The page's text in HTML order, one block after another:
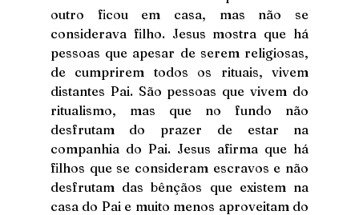
outro ficou em casa, mas não se
considerava filho. Jesus mostra que há
pessoas que apesar de serem religiosas,
de cumprirem todos os rituais, vivem
distantes Pai. São pessoas que vivem do
ritualismo, mas que no fundo não
desfrutam do prazer de estar na
companhia do Pai. Jesus afirma que há
filhos que se consideram escravos e não
desfrutam das bênçãos que existem na
casa do Pai e muito menos aproveitam do